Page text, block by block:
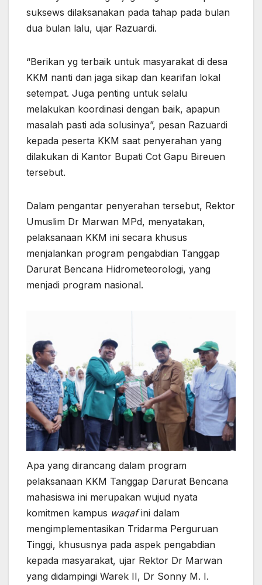
suksews dilaksanakan pada tahap pada bulan
dua bulan lalu, ujar Razuardi.
“Berikan yg terbaik untuk masyarakat di desa
KKM nanti dan jaga sikap dan kearifan lokal
setempat. Juga penting untuk selalu
melakukan koordinasi dengan baik, apapun
masalah pasti ada solusinya”, pesan Razuardi
kepada peserta KKM saat penyerahan yang
dilakukan di Kantor Bupati Cot Gapu Bireuen
tersebut.
Dalam pengantar penyerahan tersebut, Rektor
Umuslim Dr Marwan MPd, menyatakan,
pelaksanaan KKM ini secara khusus
menjalankan program pengabdian Tanggap
Darurat Bencana Hidrometeorologi, yang
menjadi program nasional.
Apa yang dirancang dalam program
pelaksanaan KKM Tanggap Darurat Bencana
mahasiswa ini merupakan wujud nyata
komitmen kampus waqafini dalam
mengimplementasikan Tridarma Perguruan
Tinggi, khususnya pada aspek pengabdian
kepada masyarakat, ujar Rektor Dr Marwan
yang didampingi Warek II, Dr Sonny M. I.